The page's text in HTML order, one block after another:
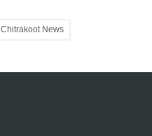
Chitrakoot News